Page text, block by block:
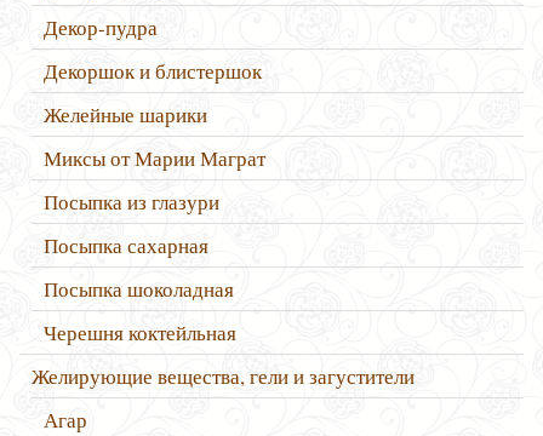
Декор-пудра
Декоршок и блистершок
Желейные шарики
Миксы от Марии Маграт
Посыпка из глазури
Посыпка сахарная
Посыпка шоколадная
Черешня коктейльная
Желирующие вещества, гели и загустители
Агар